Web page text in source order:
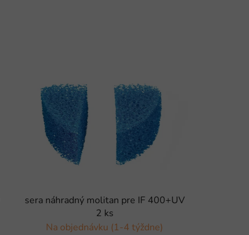
sera náhradný molitan pre IF 400+UV
2 ks
Na objednávku (1-4 týždne)